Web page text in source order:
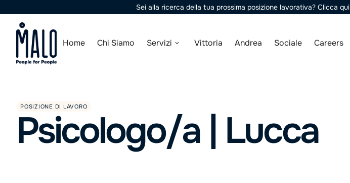
Sei alla ricerca della tua prossima posizione lavorativa? Clicca qui
Home Chi Siamo Servizi Vittoria Andrea Sociale Careers
POSIZIONE DI LAVORO
Psicologo/a | Lucca